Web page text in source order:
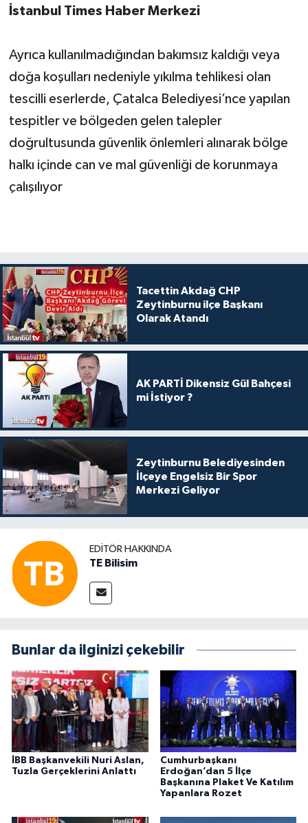
İstanbul Times Haber Merkezi
Ayrıca kullanılmadığından bakımsız kaldığı veya
doğa koşulları nedeniyle yıkılma tehlikesi olan
tescilli eserlerde, Çatalca Belediyesi’nce yapılan
tespitler ve bölgeden gelen talepler
doğrultusunda güvenlik önlemleri alınarak bölge
halkı içinde can ve mal güvenliği de korunmaya
çalışılıyor
Tacettin Akdağ CHP
Zeytinburnu ilçe Başkanı
Olarak Atandı
AK PARTİ Dikensiz Gül Bahçesi
mi İstiyor ?
Zeytinburnu Belediyesinden
İlçeye Engelsiz Bir Spor
Merkezi Geliyor
EDITÖR HAKKINDA
TE Bilisim
Bunlar da ilginizi çekebilir
İBB Başkanvekili Nuri Aslan,
Tuzla Gerçeklerini Anlattı
Cumhurbaşkanı
Erdoğan’dan 5 İlçe
Başkanına Plaket Ve Katılım
Yapanlara Rozet